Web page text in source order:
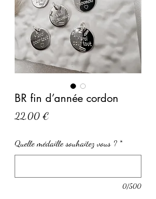
BR fin d’année cordon
22,00 €
Quelle médaille souhaitez vous ? *
0/500